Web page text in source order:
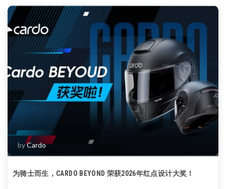
byCardo
为骑士而生，CARDO BEYOND 荣获2026年红点设计大奖！